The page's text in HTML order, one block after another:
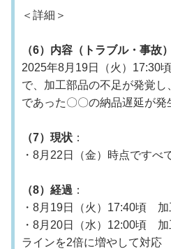
＜詳細＞
（6）内容（トラブル・事故）
2025年8月19日（火）17:30
で、加工部品の不足が発覚
であった〇〇の納品遅延が発
（7）現状 ：
・8月22日（金）時点ですべ
（8）経過 ：
・8月19日（火）17:40頃 加
・8月20日（水）12:00頃
ラインを2倍に増やして対応